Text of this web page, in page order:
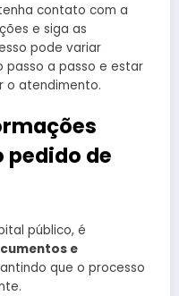
contato com a
e siga as
pode variar
passo a passo e estar
o atendimento.
pedido de
público, é
e
que o processo